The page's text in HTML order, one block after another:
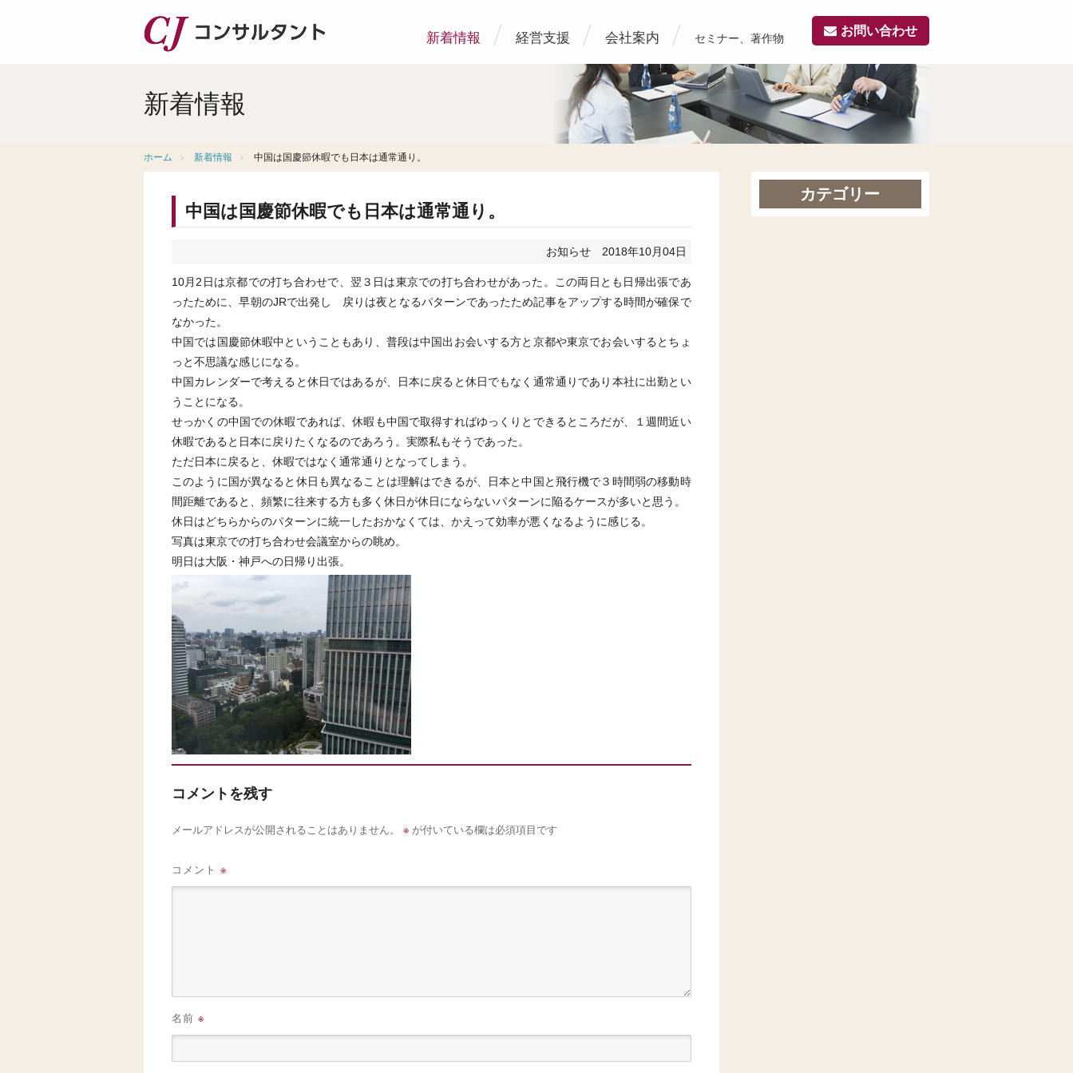
新着情報 経営支援 会社案内 セミナー、著作物
お問い合わせ
新着情報
ホーム 新着情報 中国は国慶節休暇でも日本は通常通り。
中国は国慶節休暇でも日本は通常通り。
お知らせ 2018年10月04日
10月2日は京都での打ち合わせで、翌３日は東京での打ち合わせがあった。この両日とも日帰出張であ
ったために、早朝のJRで出発し 戻りは夜となるパターンであったため記事をアップする時間が確保で
なかった。
中国では国慶節休暇中ということもあり、普段は中国出お会いする方と京都や東京でお会いするとちょ
っと不思議な感じになる。
中国カレンダーで考えると休日ではあるが、日本に戻ると休日でもなく通常通りであり本社に出勤とい
うことになる。
せっかくの中国での休暇であれば、休暇も中国で取得すればゆっくりとできるところだが、１週間近い
休暇であると日本に戻りたくなるのであろう。実際私もそうであった。
ただ日本に戻ると、休暇ではなく通常通りとなってしまう。
このように国が異なると休日も異なることは理解はできるが、日本と中国と飛行機で３時間弱の移動時
間距離であると、頻繁に往来する方も多く休日が休日にならないパターンに陥るケースが多いと思う。
休日はどちらからのパターンに統一したおかなくては、かえって効率が悪くなるように感じる。
写真は東京での打ち合わせ会議室からの眺め。
明日は大阪・神戸への日帰り出張。
コメントを残す
メールアドレスが公開されることはありません。 ※ が付いている欄は必須項目です
コメント ※
名前 ※
カテゴリー